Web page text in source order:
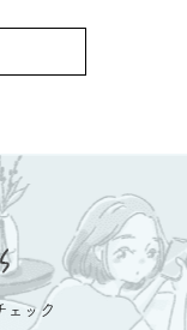
ェック